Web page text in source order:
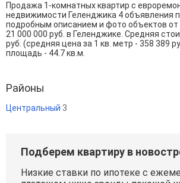
Продажа 1-комнатных квартир с
недвижимости Геленджика 4 объявления
подробным описанием и фото объектов от
21 000 000 руб. в Геленджике. Средняя
руб. (средняя цена за 1 кв. метр - 358 389
площадь - 44.7 кв.м.
Районы
Центральный 3
Подберем квартиру в
Низкие ставки по ипотеке с